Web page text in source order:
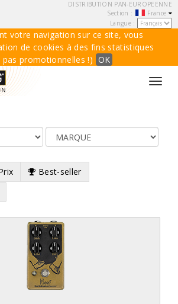
DISTRIBUTION PAN-EUROPEENNE
Section :
France
Langue :
votre navigation sur ce site, vous
de cookies à des fins statistiques
pas promotionnelles !) OK
Best-seller